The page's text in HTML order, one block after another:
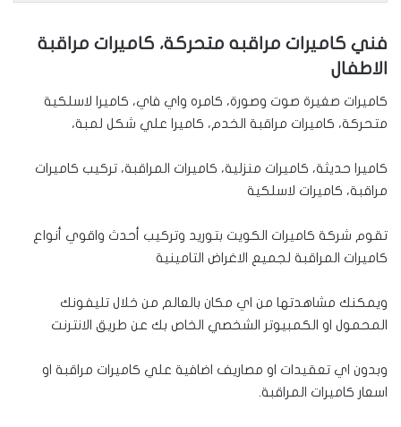
فني كاميرات مراقبه متحركة، كاميرات مراقبة
الاطفال
كاميرات صغيرة صوت وصورة، كامره واي فاي، كاميرا لاسلكية
متحركة، كاميرات مراقبة الخدم، كاميرا علي شكل لمبة،
كاميرا حديثة، كاميرات منزلية، كاميرات المراقبة، تركيب كاميرات
مراقبة، كاميرات لاسلكية
تقوم شركة كاميرات الكويت بتوريد وتركيب أحدث واقوي أنواع
كاميرات المراقبة لجميع الاغراض التامينية
ويمكنك مشاهدتها من اي مكان بالعالم من خلال تليفونك
المحمول او الكمبيوتر الشخصي الخاص بك عن طريق الانترنت
وبدون اي تعقيدات او مصاريف اضافية علي كاميرات مراقبة او
اسعار كاميرات المراقبة.